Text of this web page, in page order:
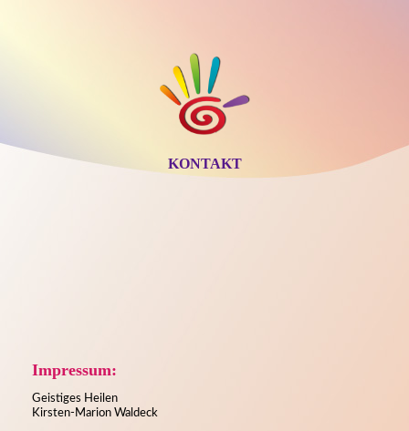
KONTAKT
Impressum:
Geistiges Heilen
Kirsten-Marion Waldeck